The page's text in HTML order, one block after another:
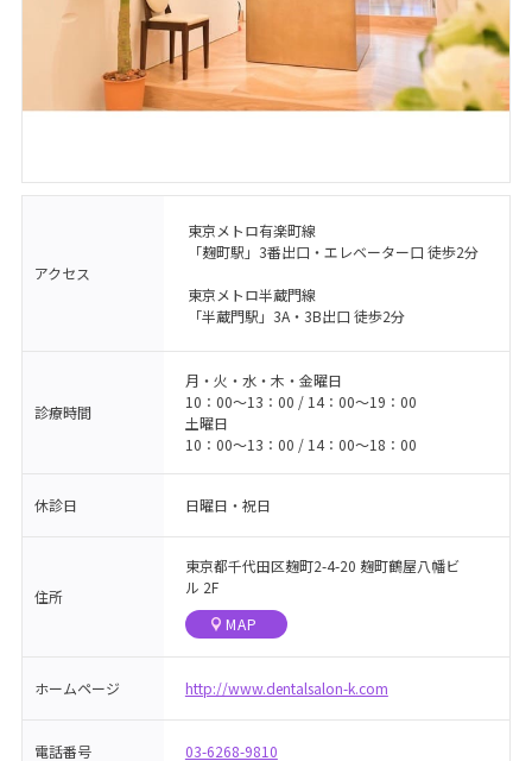
アクセス
東京メトロ有楽町線
「麹町駅」3番出口・エレベーター口 徒歩2分
東京メトロ半蔵門線
「半蔵門駅」3A・3B出口 徒歩2分
診療時間
月・火・水・木・金曜日
10：00〜13：00 / 14：00〜19：00
土曜日
10：00〜13：00 / 14：00〜18：00
休診日 日曜日・祝日
住所
東京都千代田区麹町2-4-20 麹町鶴屋八幡ビ
ル 2F
MAP
ホームページ http://www.dentalsalon-k.com
電話番号 03-6268-9810